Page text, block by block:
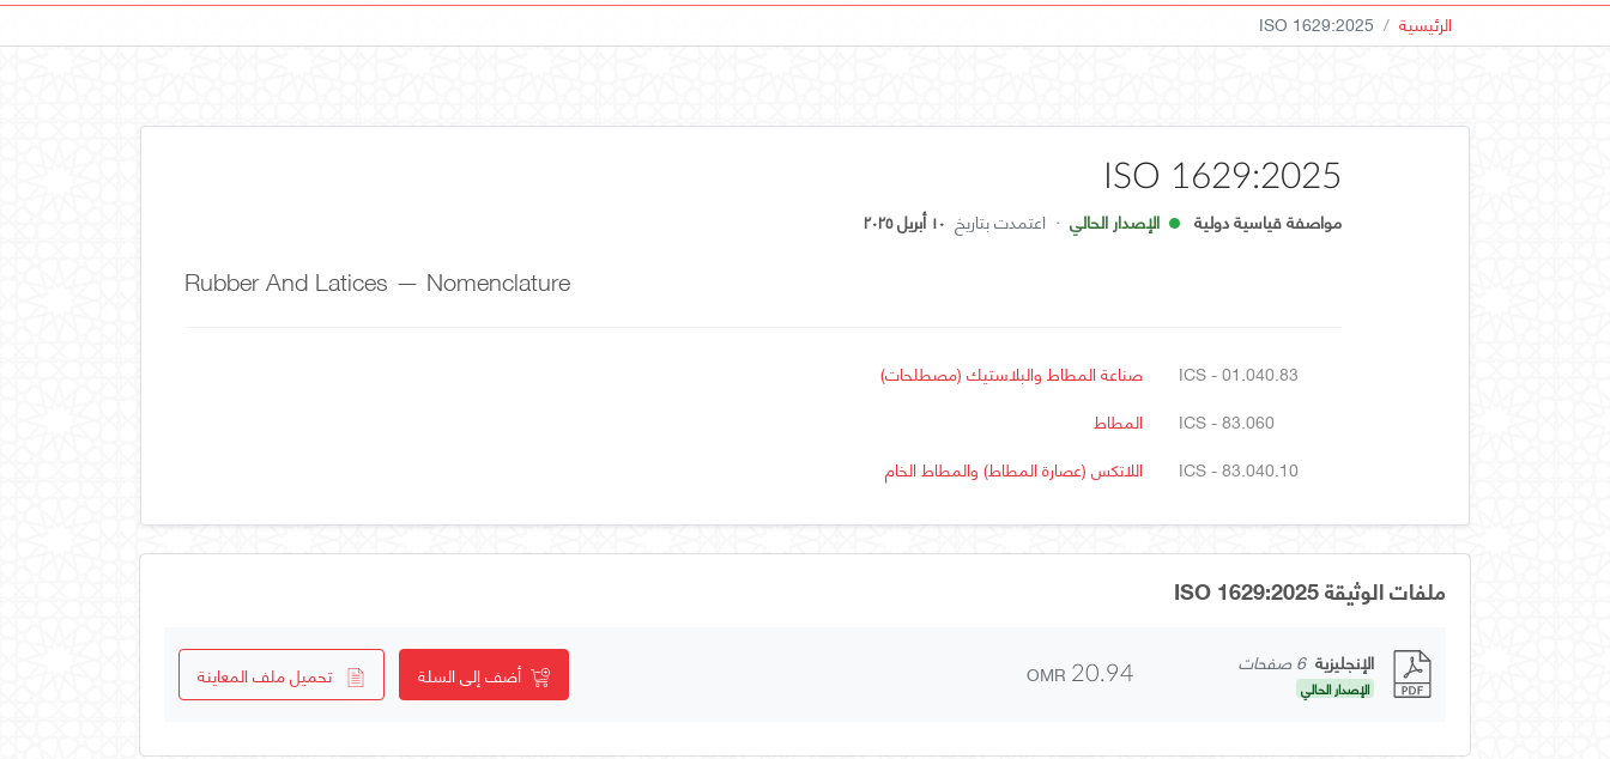
الرئيسية ISO 1629:2025
ISO 1629:2025
مواصفة قياسية دولية الإصدار الحالي · اعتمدت بتاريخ ١٠ أبريل ٢٠٢٥
Rubber And Latices — Nomenclature
ICS - 01.040.83
صناعة المطاط والبلاستيك (مصطلحات)
ICS - 83.060
المطاط
ICS - 83.040.10
اللاتكس (عصارة المطاط) والمطاط الخام
ملفات الوثيقة ISO 1629:2025
الإنجليزية 6 صفحات
الإصدار الحالي OMR 20.94 أضف إلى السلة تحميل ملف المعاينة